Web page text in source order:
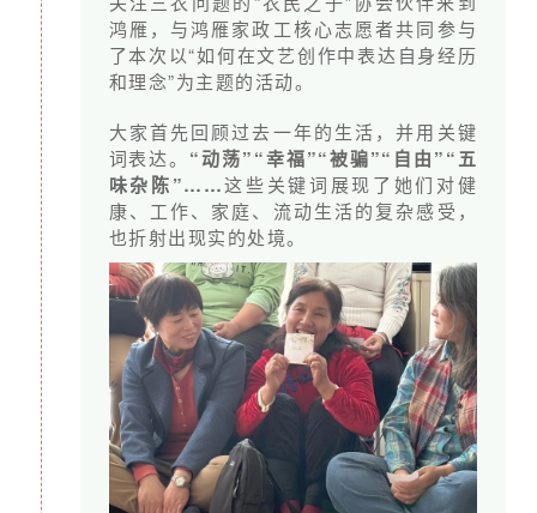
工完成绿色家政工培训，获得职业和个人的成长。
如果您每月捐赠399元，一年下来可以支持5位家政
女工获得新的就业方式，完成蜕变。
L1:随心捐 1～39元／月
获得捐赠人专属电子证书、感谢信；
不定期获得项目反馈邮件。
L2：39元/月
享有L1所有权益；
获得鸿雁通讯、鸿雁社区报电子版。
L3:99元/月
享有L2所有权益；
鸿雁，与鸿雁家政工核心志愿者共同参与
了本次以“如何在文艺创作中表达自身经历
和理念”为主题的活动。
大家首先回顾过去一年的生活，并用关键
词表达。 “动荡”“幸福”“被骗”“自由”“五
味杂陈”……这些关键词展现了她们对健
康、工作、家庭、流动生活的复杂感受，
也折射出现实的处境。